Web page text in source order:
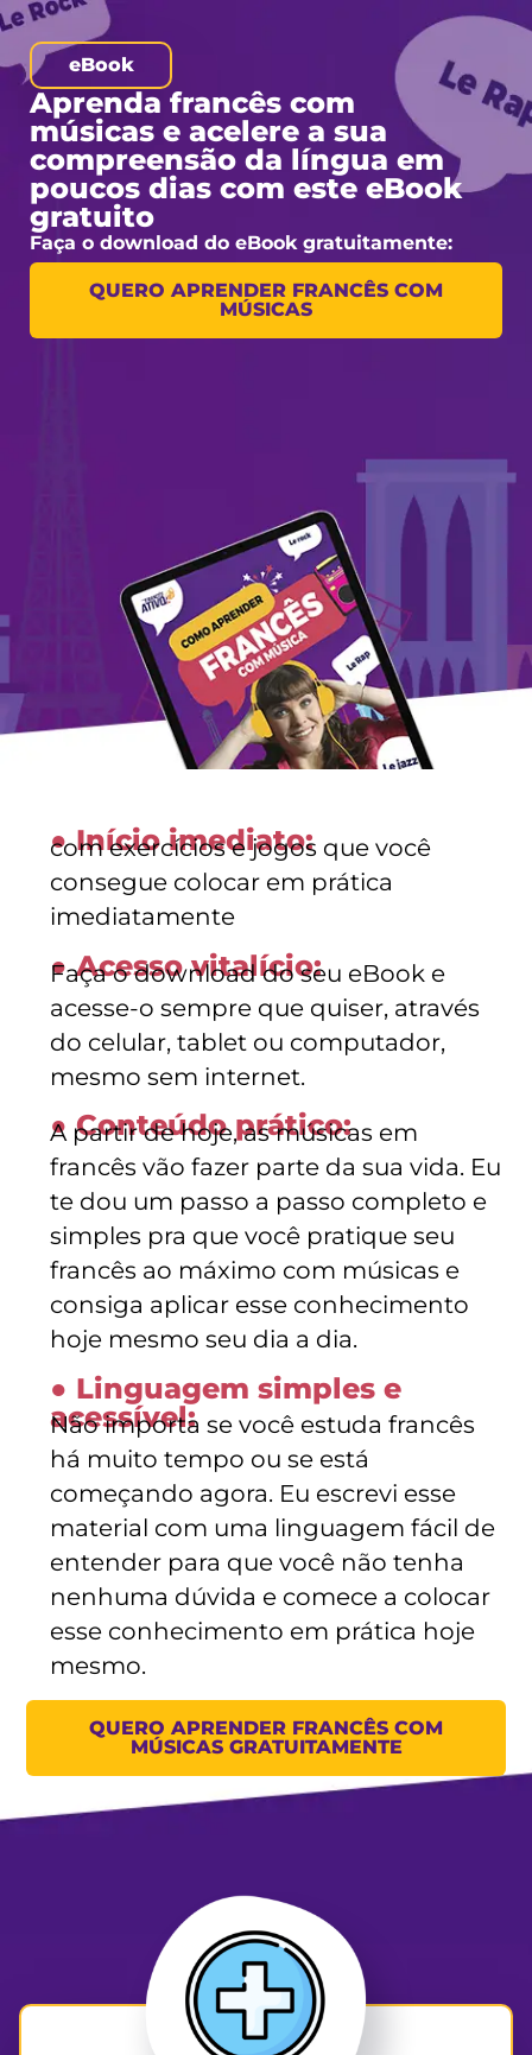
eBook
Aprenda francês com
músicas e acelere a sua
compreensão da língua em
poucos dias com este eBook
gratuito
Faça o download do eBook gratuitamente:
QUERO APRENDER FRANCÊS COM
MÚSICAS
● Início imediato:
comexercícios e jogos que você
consegue colocar em prática
imediatamente
● Acesso vitalício:
Faça o download do seu eBook e
acesse-o sempre que quiser, através
do celular,tablet ou computador,
mesmo sem internet.
● Conteúdo prático:
A partir de hoje, as músicas em
francês vão fazer parte da sua vida. Eu
te dou um passo a passo completo e
simples pra que você pratique seu
francês ao máximo com músicas e
consiga aplicar esse conhecimento
hoje mesmo seu dia a dia.
● Linguagem simples e
acessível:
Não importa se você estuda francês
há muito tempo ou se está
começando agora. Eu escrevi esse
material com uma linguagem fácil de
entender para que você não tenha
nenhuma dúvida e comece a colocar
esse conhecimento em prática hoje
mesmo.
QUERO APRENDER FRANCÊS COM
MÚSICAS GRATUITAMENTE